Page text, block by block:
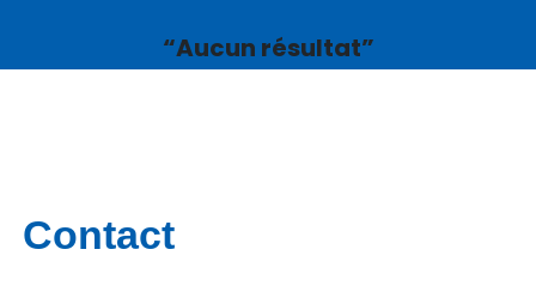
“Aucun résultat”
Contact